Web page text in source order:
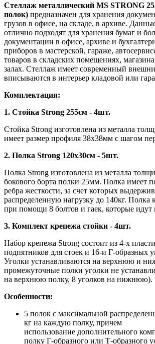
Стеллаж металлический MS STRONG
полок) предназначен для хранения
грузов в офисе, на складе, в архиве.
отлично подходят для хранения бумаг и
документации в офисе, архиве и
приборов в мастерской, гараже,
товаров в складских помещениях,
залах. Стеллаж имеет современный
вписываются в интерьер кладовой или
Комплектация:
1. Стойка Strong 255см - 4шт.
Стойка Strong изготовлена из металла
имеет размер профиля 38х38мм с шагом
2. Полка Strong 120х30см - 5шт.
Полка Strong изготовлена из металла
бокового борта полки 25мм. Полка имеет
ребра жесткости, за счет которых
распределенную нагрузку до 140кг. Полка
при помощи 8 болтов и гаек, которые идут
3. Комплект крепежа стойки - 4шт.
Набор крепежа Strong состоит из 4-х
подпятников для стоек и 16-и Г-образных
Уголки устанавливаются на верхнюю и
промежуточные полки уголки не
на верхнюю полку, 8 уголков на нижнюю).
Особенности:
5 полок с максимальной
кг на каждую полку, причем
использование дополнительного
полку Г-образного или Т-образного